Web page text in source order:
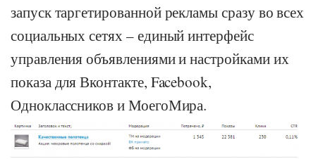
запуск таргетированной рекламы сразу во всех
социальных сетях – единый интерфейс
управления объявлениями и настройками их
показа для Вконтакте, Facebook,
Одноклассников и МоегоМира.